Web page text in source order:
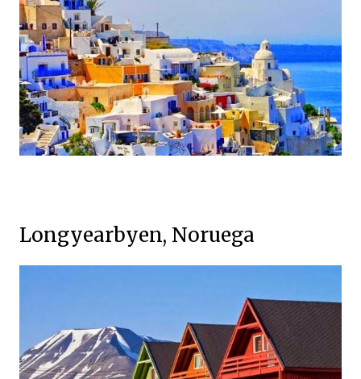
Longyearbyen, Noruega